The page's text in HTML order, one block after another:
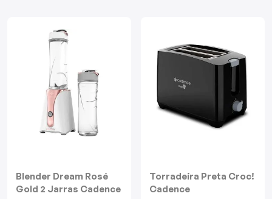
Blender Dream Rosé
Gold 2 Jarras Cadence
Torradeira Preta Croc!
Cadence
Panelas Elétricas
Torradeiras
Máquina de Waffle
Bebedouros
Batedeiras